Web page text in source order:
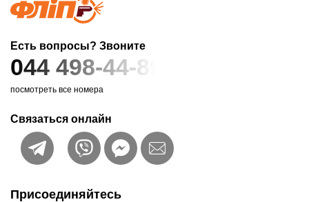
Есть вопросы? Звоните
044 498-44-89
посмотреть все номера
Связаться онлайн
Присоединяйтесь